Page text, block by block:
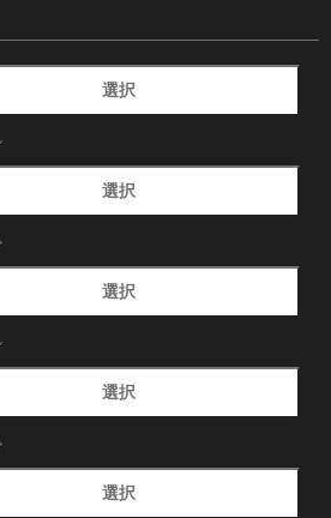
選択
選択
選択
選択
選択